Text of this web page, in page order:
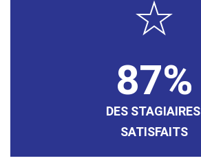
87
DES STAGIAIRES
SATISFAITS